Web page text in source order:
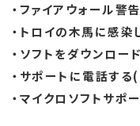
・ファイアウォール警告
・トロイの木馬に感染
・ソフトをダウンロード
・サポートに電
・マイクロソフトサポ